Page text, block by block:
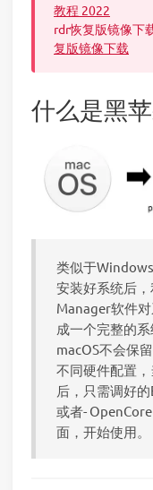
教程 2022
rdr恢复版镜像下
复版镜像下载
什么是黑
类似于
安装好系统后
Manager软件
成一个完整的
macOS不会保
不同硬件配置
后，只需调好
或者-
面，开始使用。